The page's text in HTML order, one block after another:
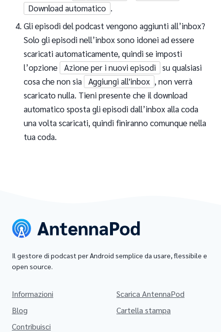
Download automatico .
Gli episodi del podcast vengono aggiunti all’inbox?
Solo gli episodi nell’inbox sono idonei ad essere
scaricati automaticamente, quindi se imposti
l’opzione Azione per i nuovi episodi su qualsiasi
cosa che non sia Aggiungi all'inbox , non verrà
scaricato nulla. Tieni presente che il download
automatico sposta gli episodi dall’inbox alla coda
una volta scaricati, quindi finiranno comunque nella
tua coda.
Il gestore di podcast per Android semplice da usare, flessibile e
open source.
Informazioni
Blog
Contribuisci
Scarica AntennaPod
Cartella stampa